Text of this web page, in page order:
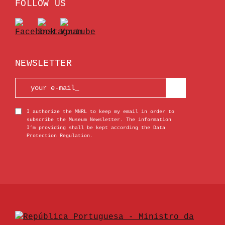
FOLLOW US
NEWSLETTER
I authorize the MNRL to keep my email in order to
subscribe the Museum Newsletter. The information
I’m providing shall be kept according the Data
Protection Regulation.